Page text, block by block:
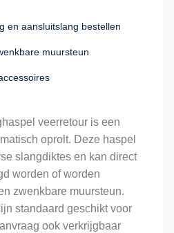
en aansluitslang bestellen
muursteun
veerretour is een
oprolt. Deze haspel
slangdiktes en kan direct
worden of worden
zwenkbare muursteun.
standaard geschikt voor
ook verkrijgbaar